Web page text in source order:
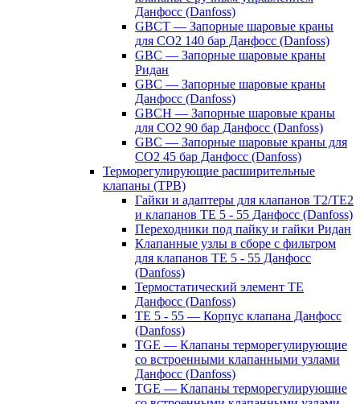
Данфосс (Danfoss)
GBCT — Запорные шаровые краны
для CO2 140 бар Данфосс (Danfoss)
GBC — Запорные шаровые краны
Ридан
GBC — Запорные шаровые краны
Данфосс (Danfoss)
GBCH — Запорные шаровые краны
для CO2 90 бар Данфосс (Danfoss)
GBC — Запорные шаровые краны для
CO2 45 бар Данфосс (Danfoss)
Терморегулирующие расширительные
клапаны (ТРВ)
Гайки и адаптеры для клапанов T2/TE2
и клапанов TE 5 - 55 Данфосс (Danfoss)
Переходники под пайку и гайки Ридан
Клапанные узлы в сборе с фильтром
для клапанов TE 5 - 55 Данфосс
(Danfoss)
Термостатический элемент TE
Данфосс (Danfoss)
TE 5 - 55 — Корпус клапана Данфосс
(Danfoss)
TGE — Клапаны терморегулирующие
со встроенными клапанными узлами
Данфосс (Danfoss)
TGE — Клапаны терморегулирующие